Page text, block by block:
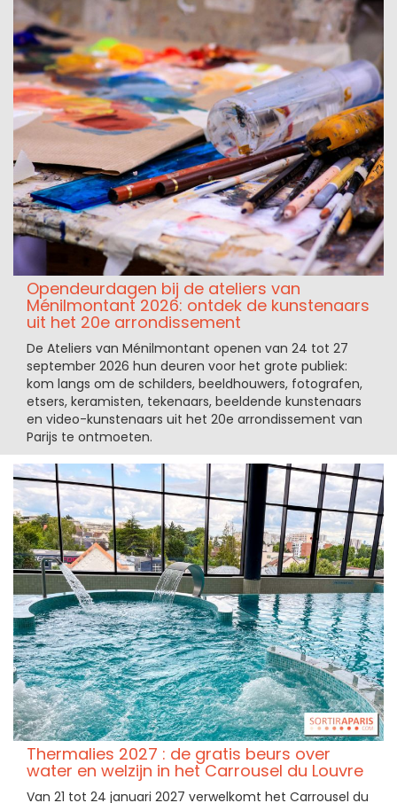
Opendeurdagen bij de ateliers van
Ménilmontant 2026: ontdek de kunstenaars
uit het 20e arrondissement
De Ateliers van Ménilmontant openen van 24 tot 27
september 2026 hun deuren voor het grote publiek:
kom langs om de schilders, beeldhouwers, fotografen,
etsers, keramisten, tekenaars, beeldende kunstenaars
en video-kunstenaars uit het 20e arrondissement van
Parijs te ontmoeten.
Thermalies 2027 : de gratis beurs over
water en welzijn in het Carrousel du Louvre
Van 21 tot 24 januari 2027 verwelkomt het Carrousel du